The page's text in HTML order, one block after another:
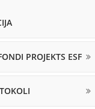
PROJEKTS ESF